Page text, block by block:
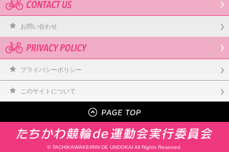
お問い合わせ
プライバシーポリシー
このサイトについて
© TACHIKAWAKEIRIN DE UNDOKAI All Rights Reserved.